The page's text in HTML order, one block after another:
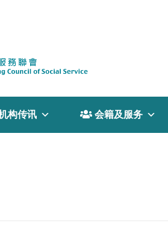
构传讯  会籍及服务